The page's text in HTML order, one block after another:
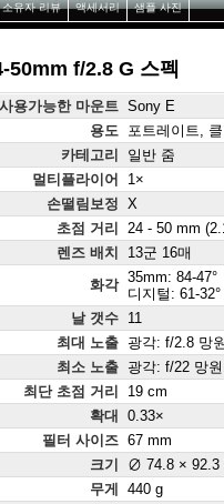
소유자 리뷰 액세서리 샘플 사진
50mm f/2.8 G 스펙
사용가능한 마운트 Sony E
용도 포트레이트,
카테고리
일반 줌
멀티플라이어
1×
손떨림보정 X
초점 거리
24 - 50 mm
렌즈 배치
13군 16매
화각 35mm: 84-47°
디지털: 61-32°
날 갯수 11
최대 노출 광각: f/2.8 망
최소 노출 광각: f/22 망
최단 초점 거리
19 cm
확대
0.33×
필터 사이즈 67 mm
크기
∅ 74.8 × 92.3
무게
440 g